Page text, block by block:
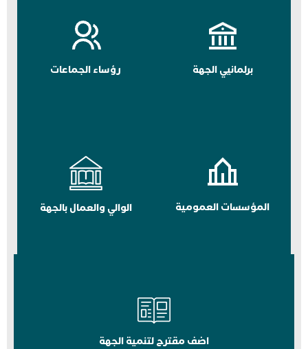
برلمانيي الجهة رؤساء الجماعات
المؤسسات العمومية الوالي والعمال بالجهة
اضف مقترح لتنمية الجهة